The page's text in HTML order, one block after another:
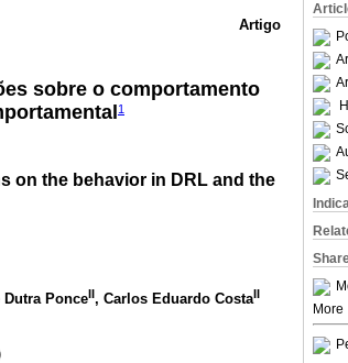
More
Artigo
sobre o comportamento
1
on the behavior in DRL and the
PonceII, Carlos Eduardo CostaII